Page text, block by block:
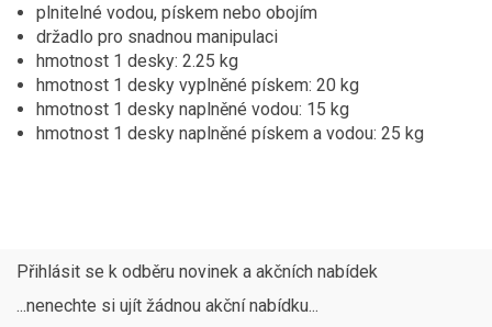
plnitelné vodou, pískem nebo obojím
držadlo pro snadnou manipulaci
hmotnost 1 desky: 2.25 kg
hmotnost 1 desky vyplněné pískem: 20 kg
hmotnost 1 desky naplněné vodou: 15 kg
hmotnost 1 desky naplněné pískem a vodou: 25 kg
Přihlásit se k odběru novinek a akčních nabídek
...nenechte si ujít žádnou akční nabídku...